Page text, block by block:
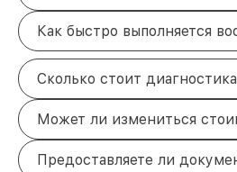
Как быстро выполняется
Сколько стоит
Может ли измениться
Предоставляете ли